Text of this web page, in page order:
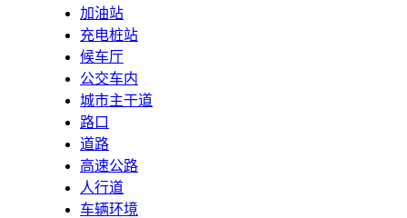
加油站
充电桩站
候车厅
公交车内
城市主干道
路口
道路
高速公路
人行道
车辆环境